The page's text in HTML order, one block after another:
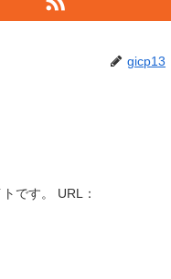
gicp13
です。 URL：